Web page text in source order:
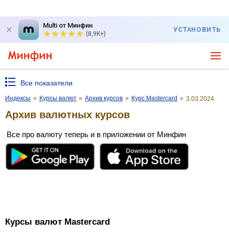
Multi от Минфин
(8,9K+)
УСТАНОВИТЬ
Все показатели
Индексы » Курсы валют » Архив курсов » Курс Mastercard » 3.03.2024
Архив валютных курсов
Все про валюту теперь и в приложении от Минфин
Курсы валют Mastercard